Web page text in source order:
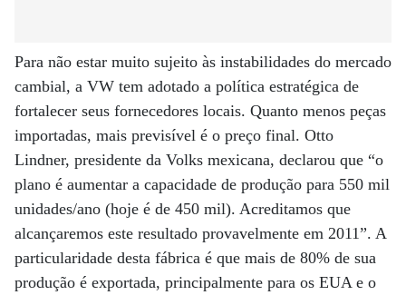
Para não estar muito sujeito às instabilidades do mercado
cambial, a VW tem adotado a política estratégica de
fortalecer seus fornecedores locais. Quanto menos peças
importadas, mais previsível é o preço final. Otto
Lindner, presidente da Volks mexicana, declarou que “o
plano é aumentar a capacidade de produção para 550 mil
unidades/ano (hoje é de 450 mil). Acreditamos que
alcançaremos este resultado provavelmente em 2011”. A
particularidade desta fábrica é que mais de 80% de sua
produção é exportada, principalmente para os EUA e o